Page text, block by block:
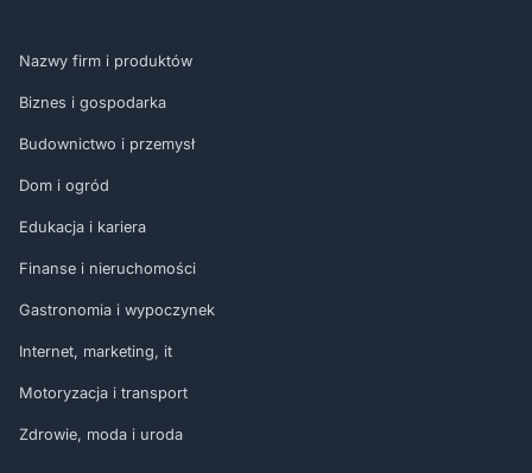
Nazwy firm i produktów
Biznes i gospodarka
Budownictwo i przemysł
Dom i ogród
Edukacja i kariera
Finanse i nieruchomości
Gastronomia i wypoczynek
Internet, marketing, it
Motoryzacja i transport
Zdrowie, moda i uroda